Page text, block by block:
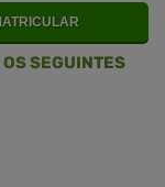
SEGUINTES